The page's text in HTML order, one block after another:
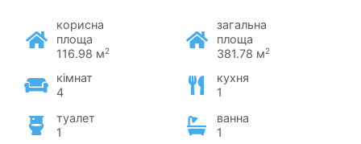
корисна
площа
116.98 м2
загальна
площа
381.78 м2
кімнат
4
кухня
1
туалет
1
ванна
1